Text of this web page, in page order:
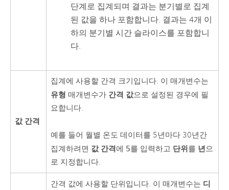
단계로 집계되며 결과는 분기별로 집계
된 값을 하나 포함합니다. 결과는 4개 이
하의 분기별 시간 슬라이스를 포함합니
다.
값 간격
집계에 사용할 간격 크기입니다. 이 매개변수는
유형 매개변수가 간격 값으로 설정된 경우에 필
요합니다.
예를 들어 월별 온도 데이터를 5년마다 30년간
집계하려면 값 간격에 5를 입력하고 단위를 년으
로 지정합니다.
간격 값에 사용할 단위입니다. 이 매개변수는 디